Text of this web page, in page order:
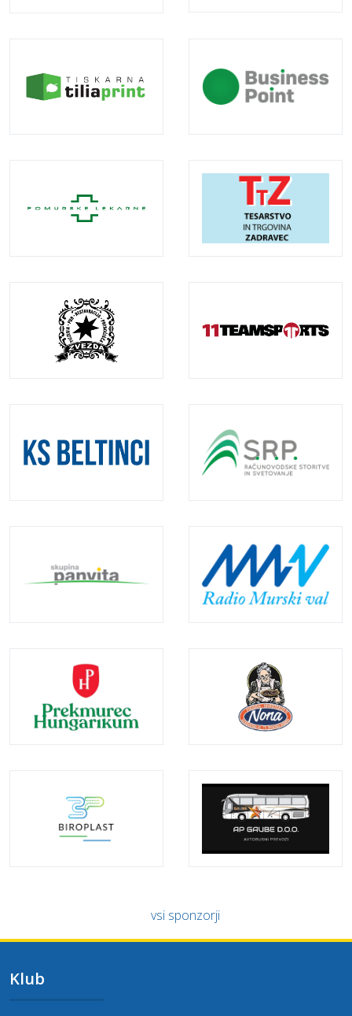
vsi sponzorji
Klub